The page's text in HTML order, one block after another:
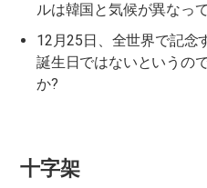
ルは韓国と気候が異なっ
12月25日、全世界で記念
誕生日ではないというの
か?
十字架